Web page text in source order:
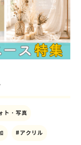
ト・写真
#アクリル